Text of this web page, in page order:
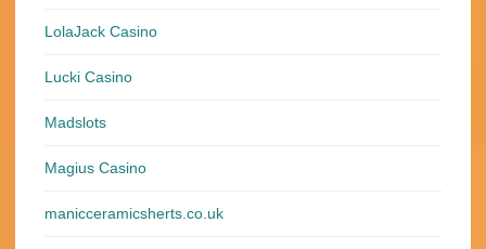
LolaJack Casino
Lucki Casino
Madslots
Magius Casino
manicceramicsherts.co.uk